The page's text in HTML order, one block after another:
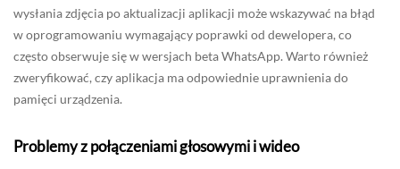
wysłania zdjęcia po aktualizacji aplikacji może wskazywać na błąd
w oprogramowaniu wymagający poprawki od dewelopera, co
często obserwuje się w wersjach beta WhatsApp. Warto również
zweryfikować, czy aplikacja ma odpowiednie uprawnienia do
pamięci urządzenia.
Problemy z połączeniami głosowymi i wideo